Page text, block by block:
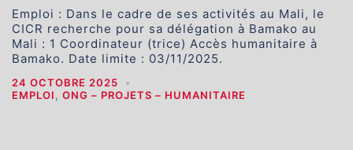
Emploi : Dans le cadre de ses activités au Mali, le
CICR recherche pour sa délégation à Bamako au
Mali : 1 Coordinateur (trice) Accès humanitaire à
Bamako. Date limite : 03/11/2025.
24 OCTOBRE 2025
EMPLOI , ONG – PROJETS – HUMANITAIRE